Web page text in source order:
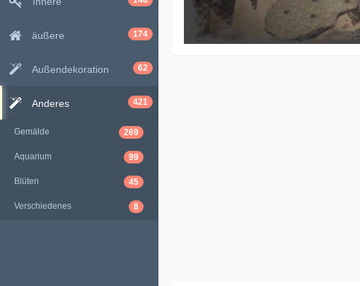
äußere 174
Außendekoration 62
Anderes 421
Gemälde 269
Aquarium 99
Blüten 45
Verschiedenes 8